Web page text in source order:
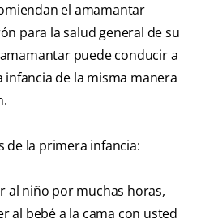
el amamantar
para la salud general de su
puede conducir a
infancia de la misma manera
de la primera infancia:
al niño por muchas horas,
al bebé a la cama con usted